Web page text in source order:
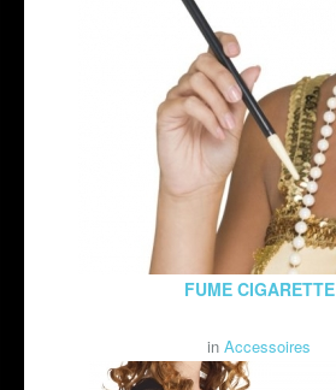
FUME CIGARETTE
in Accessoires